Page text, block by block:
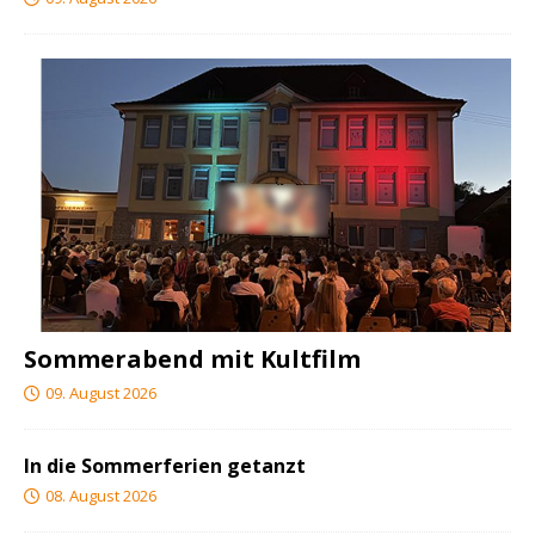
Sommerabend mit Kultfilm
09. August 2026
In die Sommerferien getanzt
08. August 2026